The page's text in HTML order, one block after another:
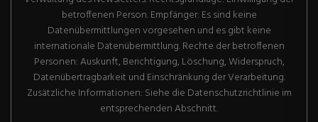
betroffenen Person. Empfänger: Es sind keine
Datenübermittlungen vorgesehen und es gibt keine
internationale Datenübermittlung. Rechte der betroffenen
Personen: Auskunft, Berichtigung, Löschung, Widerspruch,
Datenübertragbarkeit und Einschränkung der Verarbeitung.
Zusätzliche Informationen: Siehe die Datenschutzrichtlinie im
entsprechenden Abschnitt.